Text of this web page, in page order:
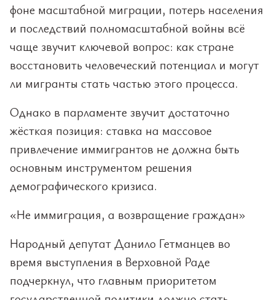
фоне масштабной миграции, потерь населения
и последствий полномасштабной войны всё
чаще звучит ключевой вопрос: как стране
восстановить человеческий потенциал и могут
ли мигранты стать частью этого процесса.
Однако в парламенте звучит достаточно
жёсткая позиция: ставка на массовое
привлечение иммигрантов не должна быть
основным инструментом решения
демографического кризиса.
«Не иммиграция, а возвращение граждан»
Народный депутат Данило Гетманцев во
время выступления в Верховной Раде
подчеркнул, что главным приоритетом